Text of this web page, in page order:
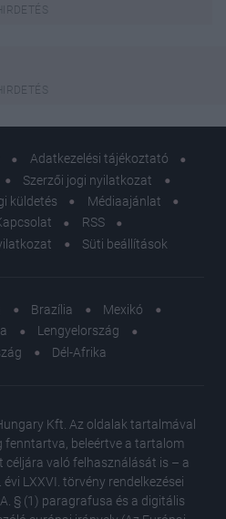
Adatkezelési tájékoztató
Szerzői jogi nyilatkozat
küldetés
Médiaajánlat
RSS
Süti beállítások
Brazília
Mexikó
Lengyelország
Dél-Afrika
Kft. Az oldalak tartalmával
fenntartva, beleértve a tartalom
céljára való felhasználását is – a
LXXVI. törvény rendelkezései
§ (1) paragrafusa és a digitális